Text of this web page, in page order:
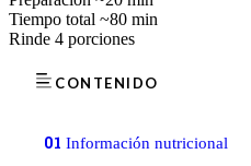
Tiempo total ~80 min
Rinde 4 porciones
CONTENIDO
01 Información nutricional